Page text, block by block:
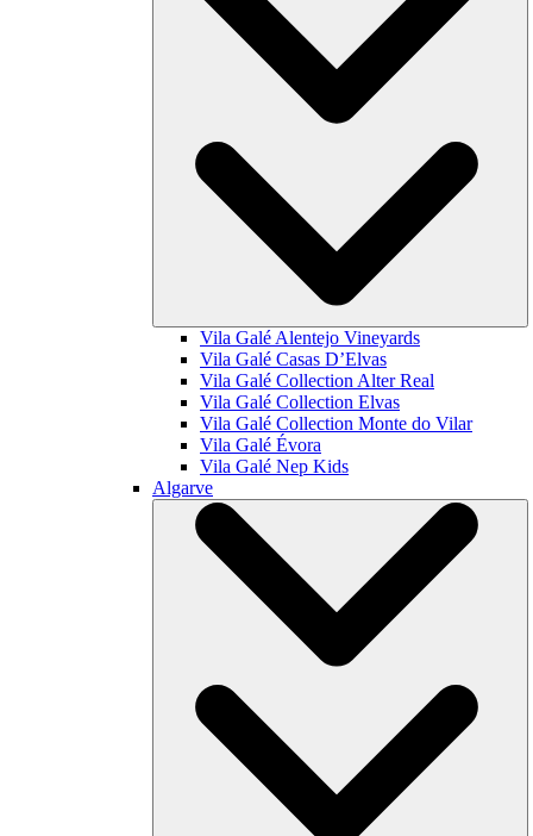
Vila Galé Alentejo Vineyards
Vila Galé Casas D’Elvas
Vila Galé Collection Alter Real
Vila Galé Collection Elvas
Vila Galé Collection Monte do Vilar
Vila Galé Évora
Vila Galé Nep Kids
Algarve